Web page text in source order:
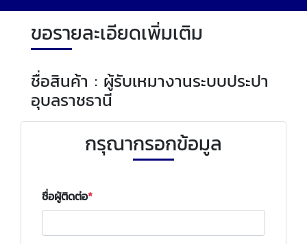
ขอรายละเอียดเพิ่มเติม
ชื่อสินค้า : ผู้รับเหมางานระบบประปา
อุบลราชธานี
กรุณากรอกข้อมูล
ชื่อผู้ติดต่อ